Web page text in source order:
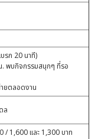
รก 20 นาที)
. พบกิจกรรมสนุกๆ ที่รอ
ยตลอดงาน
ล
1,600 และ 1,300 บาท